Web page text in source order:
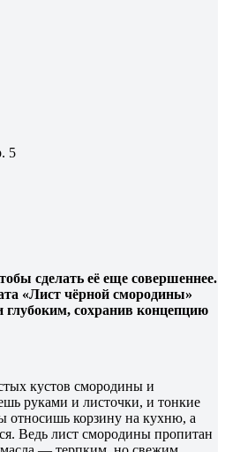
5
сделать её еще совершеннее.
«Лист чёрной смородины»
глубоким, сохранив концепцию
кустов смородины и
руками и листочки, и тонкие
относишь корзину на кухню, а
Ведь лист смородины пропитан